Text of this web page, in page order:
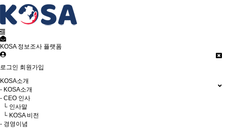
KOSA 정보조사 플랫폼
로그인 회원가입
KOSA소개
- KOSA소개
- CEO 인사
└ 인사말
└ KOSA 비전
- 경영이념